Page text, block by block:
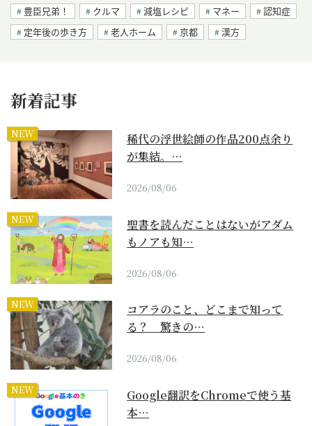
豊臣兄弟！ クルマ 減塩レシピ マネー
認知症
定年後の歩き方
老人ホーム 京都 漢方
新着記事
NEW
稀代の浮世絵師の作品200点余り
が集結。…
2026/08/06
NEW
聖書を読んだことはないがアダム
もノアも知…
2026/08/06
NEW
コアラのこと、どこまで知って
る？ 驚きの…
2026/08/06
NEW
Google翻訳をChromeで使う基
本…